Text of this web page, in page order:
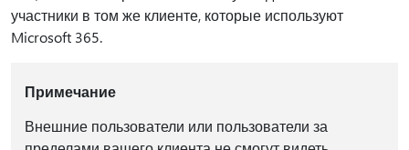
участники в том же клиенте, которые используют
Microsoft 365.
Примечание
Внешние пользователи или пользователи за